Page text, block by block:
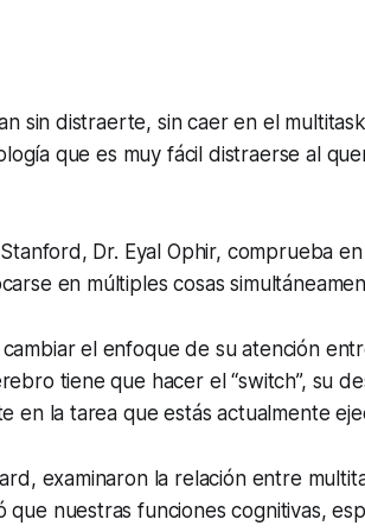
sin distraerte, sin caer en el
que es muy fácil distraerse al
Dr. Eyal Ophir, comprueba
en múltiples cosas
el enfoque de su atención
tiene que hacer el “switch”, su
en la tarea que estás actualmente
examinaron la relación entre
nuestras funciones cognitivas,